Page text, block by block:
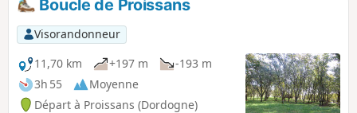
viennent agrémenter cette mosaïque.
Boucle de Proissans
Visorandonneur
11,70 km
+197 m
-193 m
3h 55
Moyenne
Départ à Proissans (Dordogne)